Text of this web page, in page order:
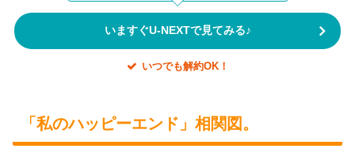
いますぐU-NEXTで見てみる♪
いつでも解約OK！
「私のハッピーエンド」相関図。